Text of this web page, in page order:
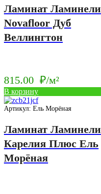
₽/
м².
267.00
₽/
м².
Ламинат Ламинели
Novafloor Дуб
Веллингтон
815.00 ₽/м²
В корзину
Артикул: Ель Морёная
Ламинат Ламинели
Карелия Плюс Ель
Морёная